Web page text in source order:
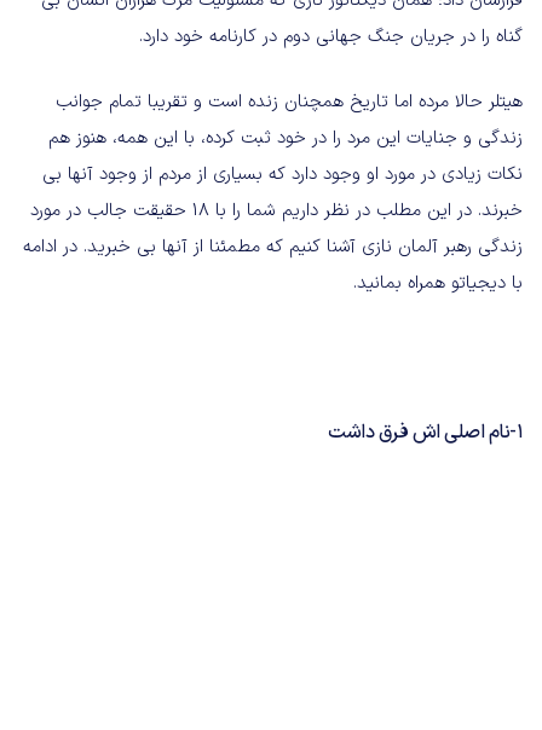
گناه را در جریان جنگ جهانی دوم در کارنامه خود دارد.
هیتلر حالا مرده اما تاریخ همچنان زنده است و تقریبا تمام جوانب
زندگی و جنایات این مرد را در خود ثبت کرده، با این همه، هنوز هم
نکات زیادی در مورد او وجود دارد که بسیاری از مردم از وجود آنها بی
خبرند. در این مطلب در نظر داریم شما را با 18 حقیقت جالب در مورد
زندگی رهبر آلمان نازی آشنا کنیم که مطمئنا از آنها بی خبرید. در ادامه
با دیجیاتو همراه بمانید.
1-نام اصلی اش فرق داشت